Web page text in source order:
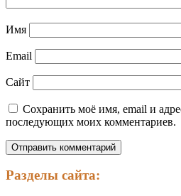
Имя
Email
Сайт
Сохранить моё имя, email и
последующих моих комментариев.
Разделы сайта: